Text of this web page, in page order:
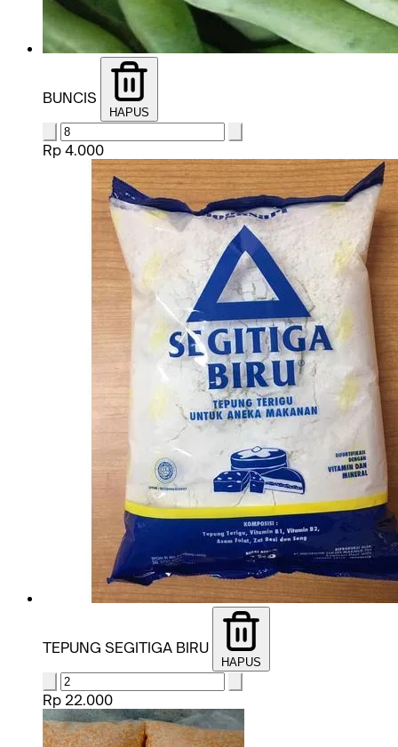
BUNCIS
HAPUS
Rp 4.000
TEPUNG SEGITIGA BIRU
HAPUS
Rp 22.000